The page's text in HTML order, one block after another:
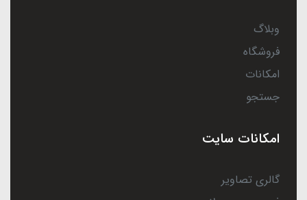
وبلاگ
فروشگاه
امکانات
جستجو
امکانات سایت
گالری تصاویر